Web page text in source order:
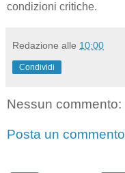
condizioni critiche.
Redazione alle 10:00
Condividi
Nessun commento:
Posta un commento